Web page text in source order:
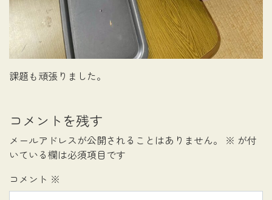
課題も頑張りました。
コメントを残す
メールアドレスが公開されることはありません。 ※ が付
いている欄は必須項目です
コメント ※